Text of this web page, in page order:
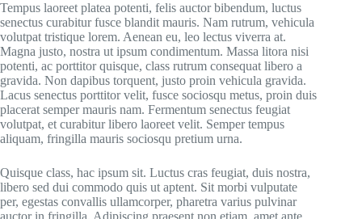
Tempus laoreet platea potenti, felis auctor bibendum, luctus
senectus curabitur fusce blandit mauris. Nam rutrum, vehicula
volutpat tristique lorem. Aenean eu, leo lectus viverra at.
Magna justo, nostra ut ipsum condimentum. Massa litora nisi
potenti, ac porttitor quisque, class rutrum consequat libero a
gravida. Non dapibus torquent, justo proin vehicula gravida.
Lacus senectus porttitor velit, fusce sociosqu metus, proin duis
placerat semper mauris nam. Fermentum senectus feugiat
volutpat, et curabitur libero laoreet velit. Semper tempus
aliquam, fringilla mauris sociosqu pretium urna.
Quisque class, hac ipsum sit. Luctus cras feugiat, duis nostra,
libero sed dui commodo quis ut aptent. Sit morbi vulputate
per, egestas convallis ullamcorper, pharetra varius pulvinar
auctor in fringilla. Adipiscing praesent non etiam, amet ante